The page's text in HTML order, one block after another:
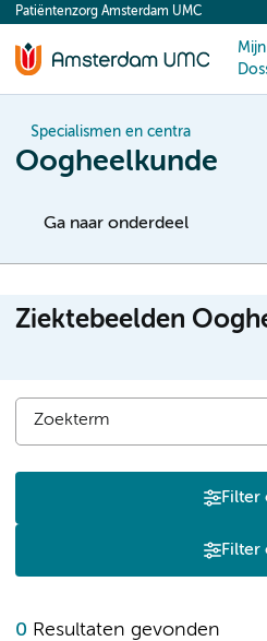
content
Patiëntenzorg Amsterdam UMC
Mijn
Specialismen en centra
Oogheelkunde
Ga naar onderdeel
Ziektebeelden
Filter
Filter
0 Resultaten gevonden